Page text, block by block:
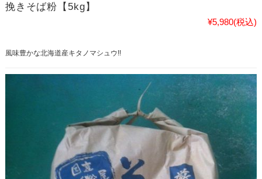
挽きそば粉【5kg】
¥5,980(税込)
風味豊かな北海道産キタノマシュウ!!